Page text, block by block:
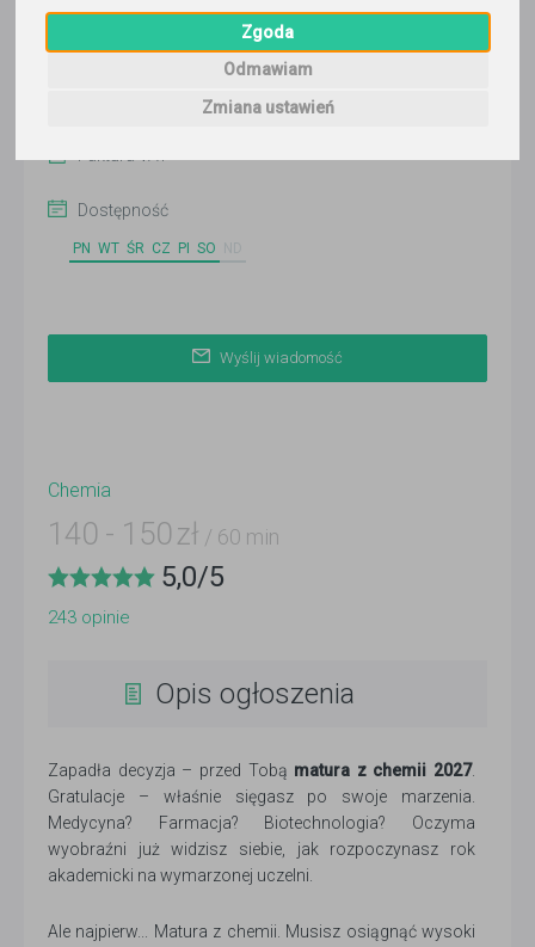
Zgoda
Odmawiam
Zmiana ustawień
Zobacz więcej lokalizacji (7)
Faktura VAT
Dostępność
PN WT ŚR CZ PI SO
Wyślij wiadomość
Chemia
140 - 150 zł / 60 min
5,0/5
243 opinie
Opis ogłoszenia
Zapadła decyzja – przed Tobą matura z chemii 2027.
Gratulacje – właśnie sięgasz po swoje marzenia.
Medycyna? Farmacja? Biotechnologia? Oczyma
wyobraźni już widzisz siebie, jak rozpoczynasz rok
akademicki na wymarzonej uczelni.
Ale najpierw... Matura z chemii. Musisz osiągnąć wysoki